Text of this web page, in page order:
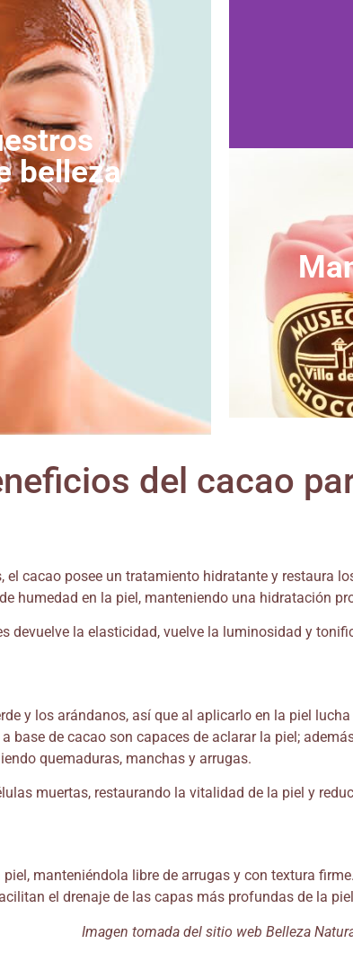
belleza
del cacao
el cacao posee un tratamiento hidratante y restaura
humedad en la piel, manteniendo una hidratación
devuelve la elasticidad, vuelve la luminosidad y
y los arándanos, así que al aplicarlo en la piel
base de cacao son capaces de aclarar la piel;
quemaduras, manchas y arrugas.
muertas, restaurando la vitalidad de la piel y
manteniéndola libre de arrugas y con textura
el drenaje de las capas más profundas de la
Imagen tomada del sitio web Belleza